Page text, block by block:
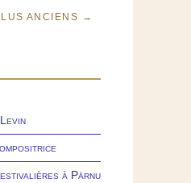
ANCIENS →
à Pärnu